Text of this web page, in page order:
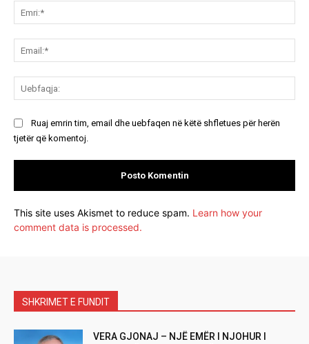
Ruaj emrin tim, email dhe uebfaqen në këtë shfletues për herën
tjetër që komentoj.
This site uses Akismet to reduce spam. Learn how your
comment data is processed.
SHKRIMET E FUNDIT
VERA GJONAJ – NJË EMËR I NJOHUR I